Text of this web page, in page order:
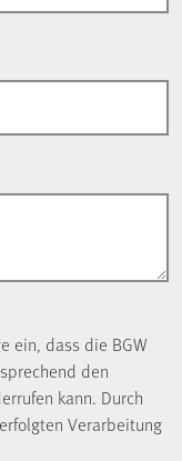
ein, dass die BGW
den
kann. Durch
Verarbeitung